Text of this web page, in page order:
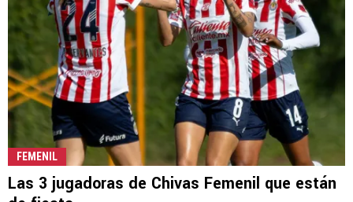
FEMENIL
Las 3 jugadoras de Chivas Femenil que están